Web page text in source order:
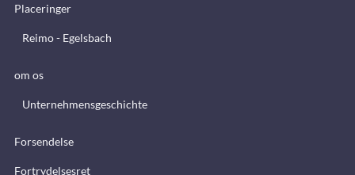
Placeringer
Reimo - Egelsbach
om os
Unternehmensgeschichte
Forsendelse
Fortrydelsesret